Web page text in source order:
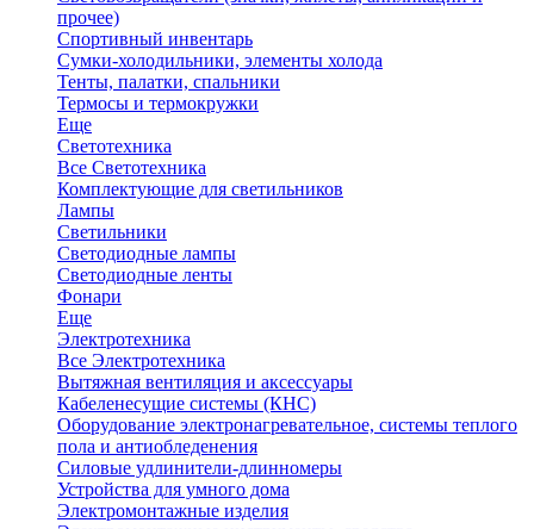
прочее)
Спортивный инвентарь
Сумки-холодильники, элементы холода
Тенты, палатки, спальники
Термосы и термокружки
Еще
Светотехника
Все Светотехника
Комплектующие для светильников
Лампы
Светильники
Светодиодные лампы
Светодиодные ленты
Фонари
Еще
Электротехника
Все Электротехника
Вытяжная вентиляция и аксессуары
Кабеленесущие системы (КНС)
Оборудование электронагревательное, системы теплого
пола и антиобледенения
Силовые удлинители-длинномеры
Устройства для умного дома
Электромонтажные изделия